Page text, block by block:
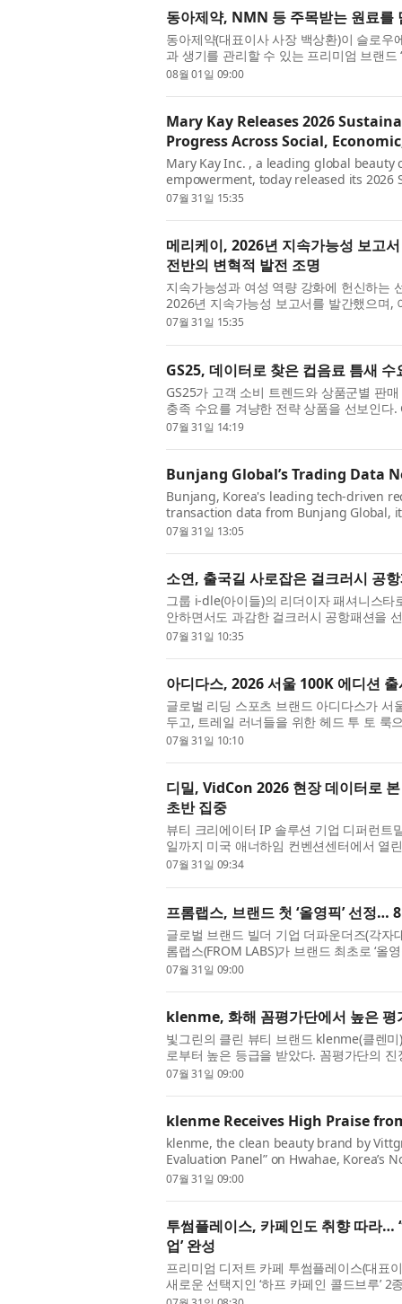
동아제약, NMN 등 주목받는 원료를
동아제약(대표이사 사장 백상환)이 슬로
과 생기를 관리할 수 있는 프리미엄 브랜드
는 나이에 구애받지 않고 생기 있는 라이
08월 01일 09:00
Mary Kay Releases 2026
Progress Across Social,
Mary Kay Inc. , a leading global beauty
empowerment, today released its
2030 goals and celebrating the 2025
07월 31일 15:35
메리케이, 2026년 지속가능성 보고
전반의 변혁적 발전 조명
지속가능성과 여성 역량 강화에 헌신하는
2026년 지속가능성 보고서를 발간했으며,
2025년 및 최근 성과를 조명하며 전 세계
07월 31일 15:35
GS25, 데이터로 찾은 컵음료 틈새
GS25가 고객 소비 트렌드와 상품군별 판
충족 수요를 겨냥한 전략 상품을 선보인다
음료 신상품 ‘유어스로얄밀크티’를 출시했
07월 31일 14:19
Bunjang Global’s Trading Data
Bunjang, Korea's leading tech-driven
transaction data from Bunjang Global,
incorporated into Hanteo Chart,
07월 31일 13:05
소연, 출국길 사로잡은 걸크러시 공
그룹 i-dle(아이들)의 리더이자 패셔니스
안하면서도 과감한 걸크러시 공항패션을
2026 in CHICAGO)’ 공연 참석을 위해 인
07월 31일 10:35
아디다스, 2026 서울 100K 에디션
글로벌 리딩 스포츠 브랜드 아디다스가 서
두고, 트레일 러너들을 위한 헤드 투 토 룩
31일부터 8월 9일까지 전국 주요 9개 오프
07월 31일 10:10
디밀, VidCon 2026 현장 데이터로
초반 집중
뷰티 크리에이터 IP 솔루션 기업 디퍼런트
일까지 미국 애너하임 컨벤션센터에서 열
영한 K뷰티 공식 공간 ‘밀리언즈 서울
07월 31일 09:34
프롬랩스, 브랜드 첫 ‘올영픽’ 선정…
글로벌 브랜드 빌더 기업 더파운더즈(각
롬랩스(FROM LABS)가 브랜드 최초로 ‘올
에서 대규모 프로모션을 진행한다. ‘올영픽
07월 31일 09:00
klenme, 화해 꼼평가단에서 높은 평
빛그린의 클린 뷰티 브랜드 klenme(클렌
로부터 높은 등급을 받았다. 꼼평가단의
가 4.40점, 프리미엄 헤어 케어 트리트먼
07월 31일 09:00
klenme Receives High Praise
klenme, the clean beauty brand by
Evaluation Panel” on Hwahae, Korea’s
for authentic reviews, the Premium
07월 31일 09:00
투썸플레이스, 카페인도 취향 따라…
업’ 완성
프리미엄 디저트 카페 투썸플레이스(대표
새로운 선택지인 ‘하프 카페인 콜드브루’ 2
다고 밝혔다. 최근 국내 커피 시장에서는